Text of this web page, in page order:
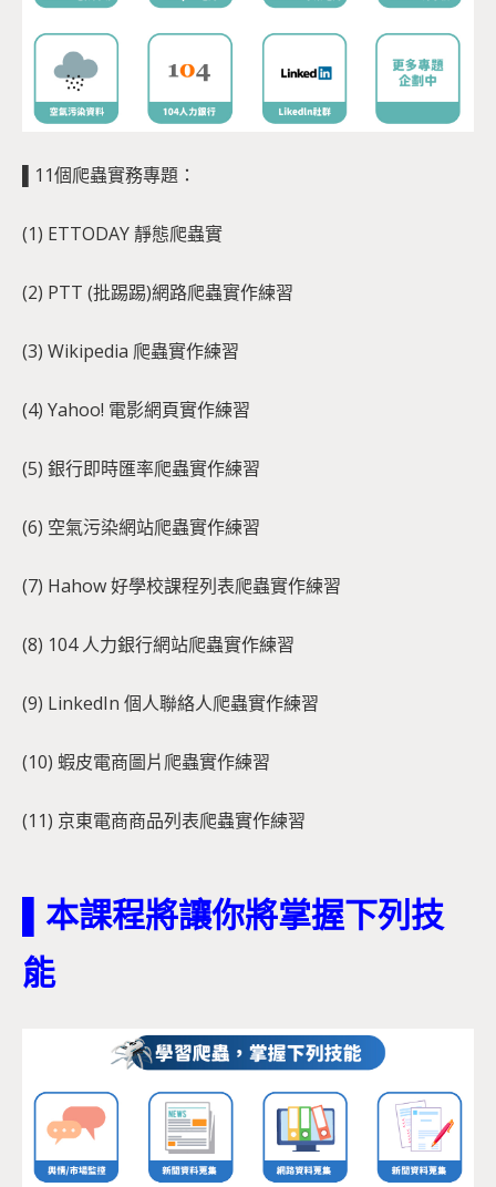
▌11個爬蟲實務專題：
(1) ETTODAY 靜態爬蟲實
(2) PTT (批踢踢)網路爬蟲實作練習
(3) Wikipedia 爬蟲實作練習
(4) Yahoo! 電影網頁實作練習
(5) 銀行即時匯率爬蟲實作練習
(6) 空氣污染網站爬蟲實作練習
(7) Hahow 好學校課程列表爬蟲實作練習
(8) 104 人力銀行網站爬蟲實作練習
(9) LinkedIn 個人聯絡人爬蟲實作練習
(10) 蝦皮電商圖片爬蟲實作練習
(11) 京東電商商品列表爬蟲實作練習
▌本課程將讓你將掌握下列技
能